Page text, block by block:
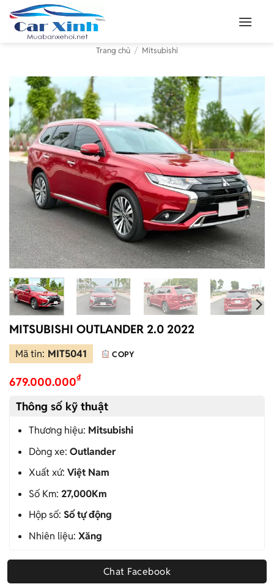
qua
Trang chủ / Mitsubishi
MITSUBISHI OUTLANDER 2.0 2022
Mã tin: MIT5041 COPY
679.000.000₫
Thông số kỹ thuật
Thương hiệu: Mitsubishi
Dòng xe: Outlander
Xuất xứ: Việt Nam
Số Km: 27,000Km
Hộp số: Số tự động
Nhiên liệu: Xăng
Chat Facebook